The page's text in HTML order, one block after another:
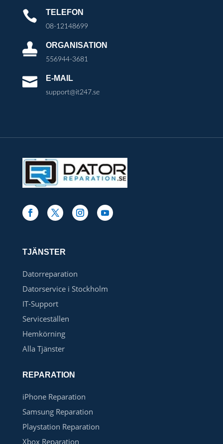
 TELEFON
08-12148699
 ORGANISATION
556944-3681
 E-MAIL
support@it247.se
TJÄNSTER
Datorreparation
Datorservice i Stockholm
IT-Support
Serviceställen
Hemkörning
Alla Tjänster
REPARATION
iPhone Reparation
Samsung Reparation
Playstation Reparation
Xbox Reparation